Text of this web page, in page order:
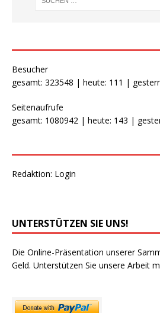
Besucher
gesamt: 323548 | heute: 111 |
Seitenaufrufe
gesamt: 1080942 | heute: 143 |
Redaktion: Login
UNTERSTÜTZEN SIE UNS!
Die Online-Präsentation unserer
Geld. Unterstützen Sie unsere Arbeit